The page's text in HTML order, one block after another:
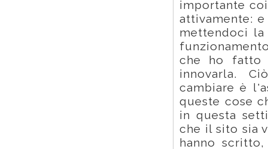
importante
attivamente:
mettendoci
che ho fatto
innovarla.
cambiare è
queste cose
in questa
che il sito sia
hanno